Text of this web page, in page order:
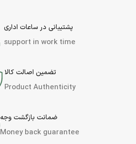
پشتیبانی در ساعات اداری
support in work time
تضمین اصالت کالا
Product Authenticity
ضمانت بازگشت وجه
Money back guarantee